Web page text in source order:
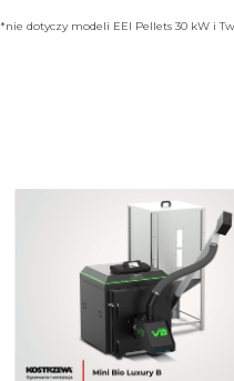
*nie dotyczy modeli EEI Pellets 30 kW i